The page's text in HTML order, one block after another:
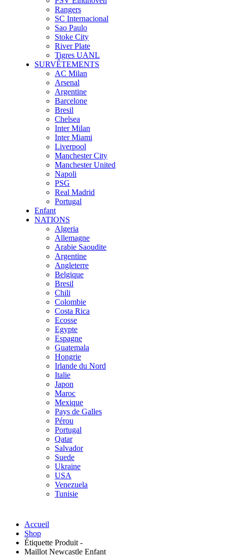
Rangers
SC Internacional
Sao Paulo
Stoke City
River Plate
Tigres UANL
SURVÊTEMENTS
AC Milan
Arsenal
Argentine
Barcelone
Bresil
Chelsea
Inter Milan
Inter Miami
Liverpool
Manchester City
Manchester United
Napoli
PSG
Real Madrid
Portugal
Enfant
NATIONS
Algeria
Allemagne
Arabie Saoudite
Argentine
Angleterre
Belgique
Bresil
Chili
Colombie
Costa Rica
Ecosse
Egypte
Espagne
Guatemala
Hongrie
Irlande du Nord
Italie
Japon
Maroc
Mexique
Pays de Galles
Pérou
Portugal
Qatar
Salvador
Suede
Ukraine
USA
Venezuela
Tunisie
Accueil
Shop
Étiquette Produit -
Maillot Newcastle Enfant